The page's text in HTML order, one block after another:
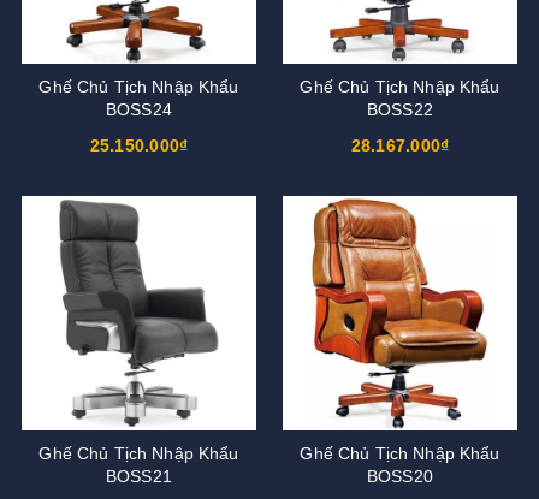
Ghế Chủ Tịch Nhập Khẩu
BOSS24
25.150.000₫
Ghế Chủ Tịch Nhập Khẩu
BOSS22
28.167.000₫
Ghế Chủ Tịch Nhập Khẩu
BOSS21
Ghế Chủ Tịch Nhập Khẩu
BOSS20